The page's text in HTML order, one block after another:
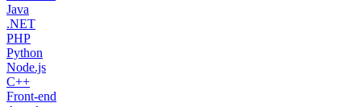
Java
.NET
PHP
Python
Node.js
C++
Front-end